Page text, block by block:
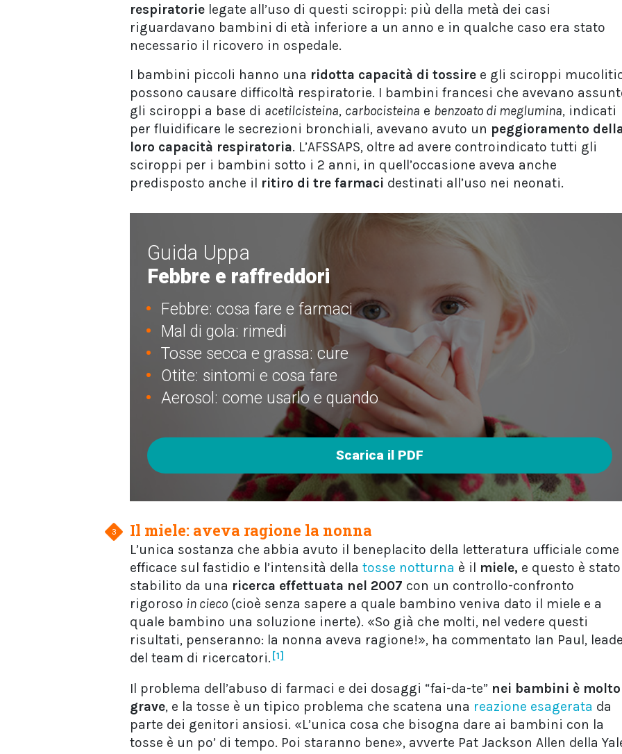
respiratorie legate all’uso di questi sciroppi: più della metà dei casi
riguardavano bambini di età inferiore a un anno e in qualche caso era stato
necessario il ricovero in ospedale.
I bambini piccoli hanno una ridotta capacità di tossire e gli sciroppi
possono causare difficoltà respiratorie. I bambini francesi che avevano
gli sciroppi a base di acetilcisteina, carbocisteina e benzoato di meglumina, indicati
per fluidificare le secrezioni bronchiali, avevano avuto un peggioramento
loro capacità respiratoria. L’AFSSAPS, oltre ad avere controindicato tutti gli
sciroppi per i bambini sotto i 2 anni, in quell’occasione aveva anche
predisposto anche il ritiro di tre farmaci destinati all’uso nei neonati.
Guida Uppa
Febbre e raffreddori
Febbre: cosa fare e farmaci
Mal di gola: rimedi
Tosse secca e grassa: cure
Otite: sintomi e cosa fare
Aerosol: come usarlo e quando
Scarica il PDF
Il miele: aveva ragione la nonna
L’unica sostanza che abbia avuto il beneplacito della letteratura ufficiale come
efficace sul fastidio e l’intensità della tosse notturna è il miele, e questo è stato
stabilito da una ricerca effettuata nel 2007 con un controllo-confronto
rigoroso in cieco (cioè senza sapere a quale bambino veniva dato il miele e a
quale bambino una soluzione inerte). «So già che molti, nel vedere questi
risultati, penseranno: la nonna aveva ragione!», ha commentato Ian Paul,
del team di ricercatori.[1]
Il problema dell’abuso di farmaci e dei dosaggi “fai-da-te” nei bambini è molto
grave, e la tosse è un tipico problema che scatena una reazione esagerata da
parte dei genitori ansiosi. «L’unica cosa che bisogna dare ai bambini con la
tosse è un po’ di tempo. Poi staranno bene», avverte Pat Jackson Allen della